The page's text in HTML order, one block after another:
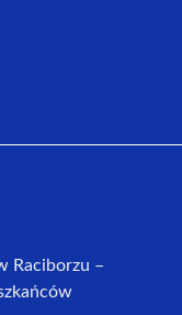
Raciborzu –